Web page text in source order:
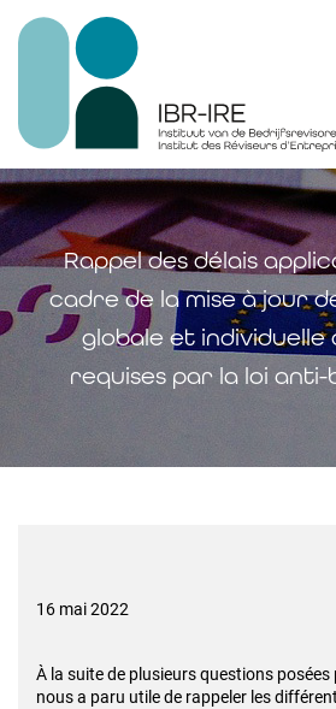
Rappel des délais
cadre de la mise à jour
globale et individuelle
requises par la loi
16 mai 2022
À la suite de plusieurs questions posées
nous a paru utile de rappeler les